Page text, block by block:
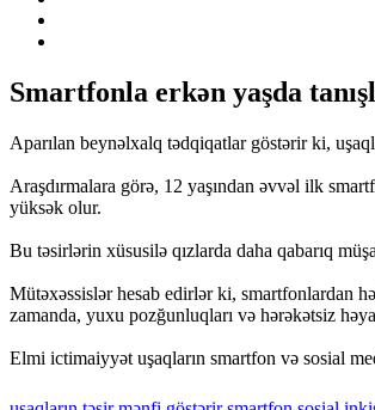
Smartfonla erkən yaşda
Aparılan beynəlxalq tədqiqatlar göstərir ki,
Araşdırmalara görə, 12 yaşından əvvəl ilk
yüksək olur.
Bu təsirlərin xüsusilə qızlarda daha qabarıq
Mütəxəssislər hesab edirlər ki, smartfonlardan
zamanda, yuxu pozğunluqları və hərəkətsiz
Elmi ictimaiyyət uşaqların smartfon və sosial